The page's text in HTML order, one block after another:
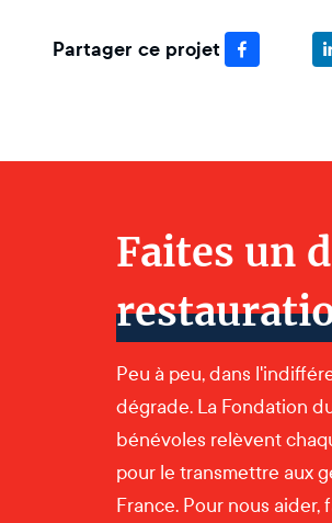
Partager ce projet
Faites un
Peu à peu, dans
dégrade. La Fondation
bénévoles relèvent
pour le transmettre aux
France. Pour nous aider,